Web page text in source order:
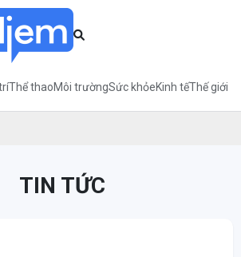
Thể thaoMôi trườngSức khỏeKinh tếThế giới
TIN TỨC